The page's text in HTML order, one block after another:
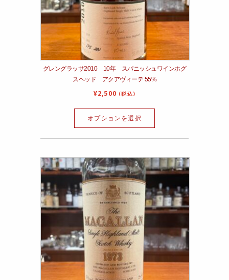
グレングラッサ2010 10年 スパニッシュワインホグ
スヘッド アクアヴィーテ 55%
¥2,500 (税込)
オプションを選択